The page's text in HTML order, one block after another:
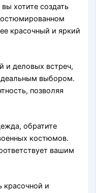
хотите создать
красочный и яркий
и деловых встреч,
выбором.
позволяя
обратите
костюмов.
вашим
красочной и